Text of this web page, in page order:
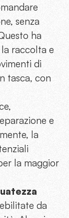
senza
ha
raccolta e
di
tasca, con
e
la
la maggior
da